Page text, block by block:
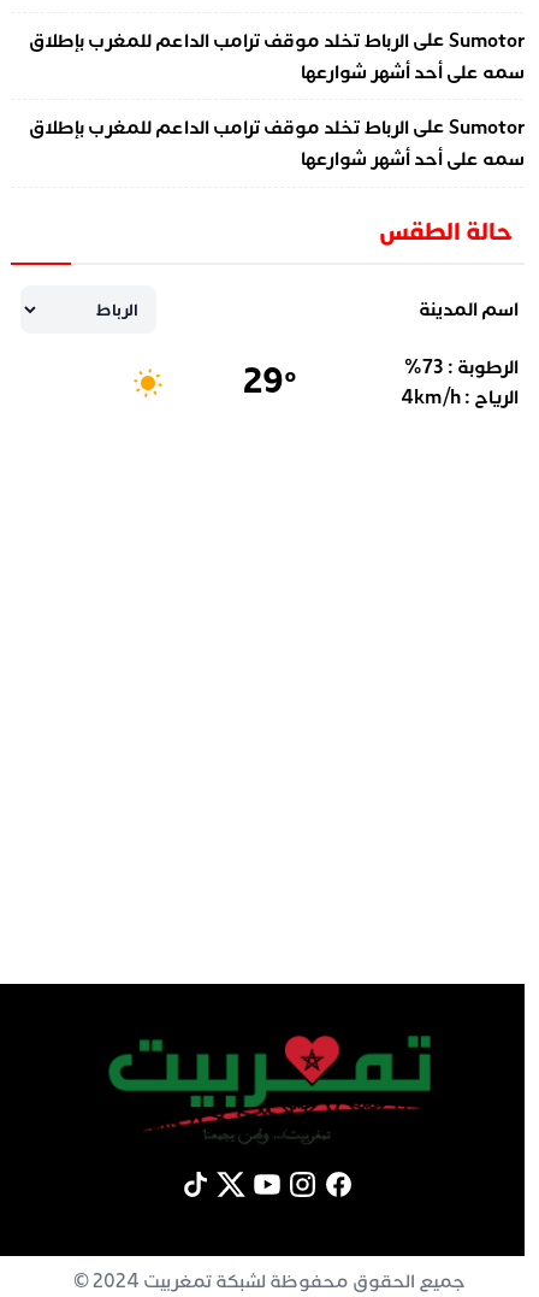
علىالرباط تخلد موقف ترامب الداعم للمغرب بإطلاق
على أحد أشهر شوارعها
علىالرباط تخلد موقف ترامب الداعم للمغرب بإطلاق
على أحد أشهر شوارعها
حالة الطقس
اسم المدينة
الرطوبة : 73
%
الرياح :
4km/h
29
جميع الحقوق محفوظة لشبكة تمغربيت 2024 ©